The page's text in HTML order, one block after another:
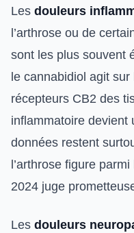
Les douleurs
l’arthrose ou de
sont les plus souvent
le cannabidiol agit
récepteurs CB2 des
inflammatoire devient
données restent
l’arthrose figure
2024 juge
Les douleurs